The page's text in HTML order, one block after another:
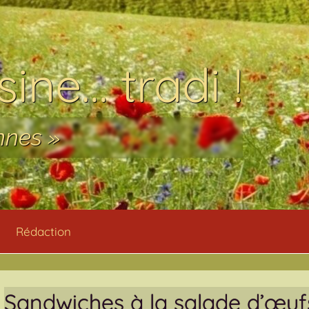
tradi !
»
Rédaction
Sandwiches à la salade